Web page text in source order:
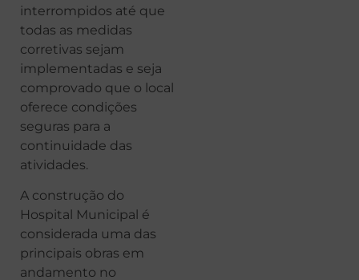
interrompidos até que
todas as medidas
corretivas sejam
implementadas e seja
comprovado que o local
oferece condições
seguras para a
continuidade das
atividades.
A construção do
Hospital Municipal é
considerada uma das
principais obras em
andamento no